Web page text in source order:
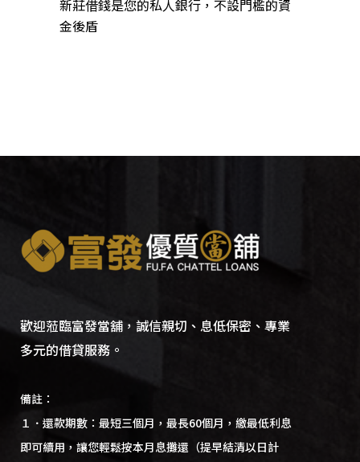
新莊借錢是您的私人銀行，不設門檻的資
金後盾
歡迎蒞臨富發當舖，誠信親切、息低保密、專業
多元的借貸服務。
備註：
１．還款期數：最短三個月，最長60個月，繳最低利息
即可續用，讓您輕鬆按本月息攤還（提早結清以日計